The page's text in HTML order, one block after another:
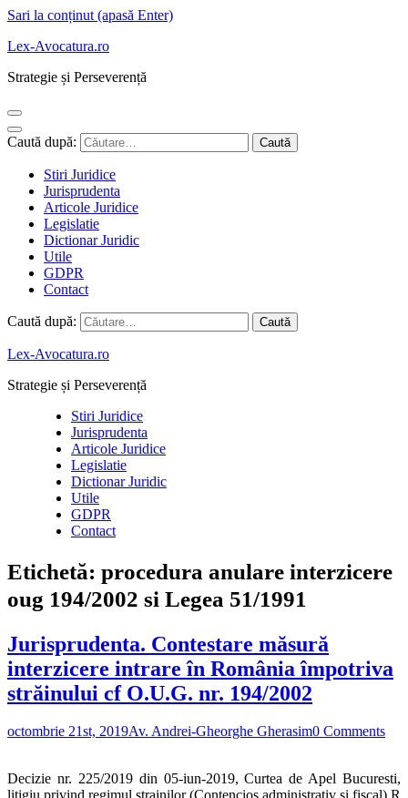
Sari la conținut (apasă Enter)
Lex-Avocatura.ro
Strategie și Perseverență
Caută după:
Stiri Juridice
Jurisprudenta
Articole Juridice
Legislatie
Dictionar Juridic
Utile
GDPR
Contact
Caută după:
Lex-Avocatura.ro
Strategie și Perseverență
Stiri Juridice
Jurisprudenta
Articole Juridice
Legislatie
Dictionar Juridic
Utile
GDPR
Contact
Etichetă: procedura anulare interzicere
oug 194/2002 si Legea 51/1991
Jurisprudenta. Contestare măsură
interzicere intrare în România împotriva
străinului cf O.U.G. nr. 194/2002
octombrie 21st, 2019Av. Andrei-Gheorghe Gherasim0 Comments
Decizie nr. 225/2019 din 05-iun-2019, Curtea de Apel Bucuresti,